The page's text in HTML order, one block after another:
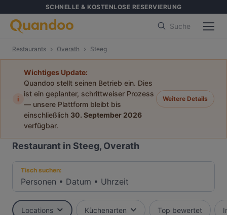
SCHNELLE & KOSTENLOSE RESERVIERUNG
Suche
Restaurants Overath Steeg
i
Wichtiges Update:
Quandoo stellt seinen Betrieb ein. Dies
ist ein geplanter, schrittweiser Prozess
— unsere Plattform bleibt bis
einschließlich 30. September 2026
verfügbar.
Weitere Details
Restaurant in Steeg, Overath
Tisch suchen:
Personen • Datum • Uhrzeit
Locations Küchenarten Top bewertet